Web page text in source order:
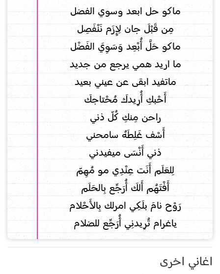
ماكو حل ابعد وسوي الفضل
مِن قَبْلَ جان لِإِزَم نَنْفَصِل
ماكو حَلَّ أُبْعِد وَسَوِيَ الفَضْل
ما اريد همي يرجع من جديد
ماتفيد ابقى عن عيني بعيد
أَحْبكِ أُرِيدكَ مُحْتاجكَ
راحن مِنكِ كُلّ ذني
أَسْف غَلِطَهُ سامحني
ذني أَنْسَى ميفيدني
لِلعَلَم أَنَت عِنْدِي مو مُهِمّ
أَفْتَهُم أَلكَ أُرَجِّع بِالحَلَم
رَوْح نامَ بلَكِي امرلك بِالأَحْلام
ياغرام تُرِيدنِي أُرَجِّع للضلام
اغاني اخرى